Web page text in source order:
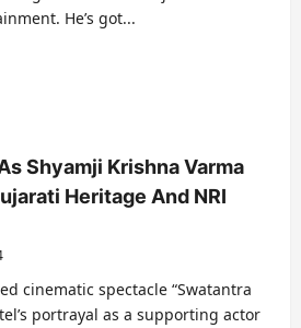
He’s got...
Shyamji Krishna Varma
Heritage And NRI
cinematic spectacle “Swatantra
portrayal as a supporting actor